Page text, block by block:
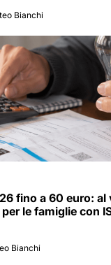
Bianchi
fino a 60 euro: al
le famiglie con
Bianchi